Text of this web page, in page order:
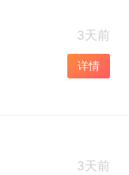
3天前
详情
3天前